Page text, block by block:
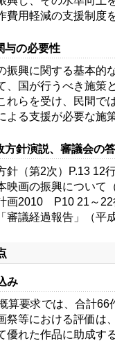
費用軽減の支援制度
与の必要性
興に関する基本的
、国が行うべき施策
らを受け、民間で
よる支援が必要な施
方針演説、審議会の
針（第2次）P.13 12
映画の振興について
画2010 P10 21～22
審議経過報告」（
み
要求では、合計66
等における評価は
優れた作品に助成す